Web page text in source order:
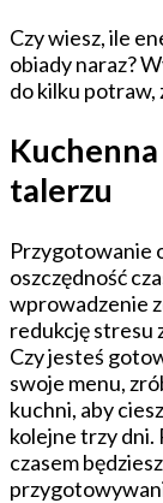
Czy wiesz, ile
obiady naraz?
do kilku potraw,
talerzu
Przygotowanie
oszczędność
wprowadzenie
redukcję stresu
Czy jesteś
swoje menu,
kuchni, aby
kolejne trzy dni.
czasem